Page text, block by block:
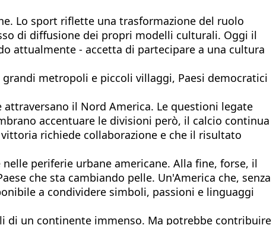
Lo sport riflette una trasformazione del ruolo
di diffusione dei propri modelli culturali. Oggi il
attualmente - accetta di partecipare a una cultura
metropoli e piccoli villaggi, Paesi democratici
il Nord America. Le questioni legate
accentuare le divisioni però, il calcio continua
richiede collaborazione e che il risultato
periferie urbane americane. Alla fine, forse, il
che sta cambiando pelle. Un'America che, senza
a condividere simboli, passioni e linguaggi
di un continente immenso. Ma potrebbe contribuire